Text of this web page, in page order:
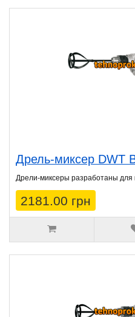
Дрель-миксер DWT
Дрели-миксеры разработаны
2181.00 грн